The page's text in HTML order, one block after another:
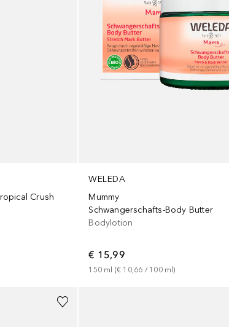
Crush
WELEDA
Mummy
Schwangerschafts-Body Butter
Bodylotion
€ 15,99
150 ml (€ 10,66 / 100 ml)